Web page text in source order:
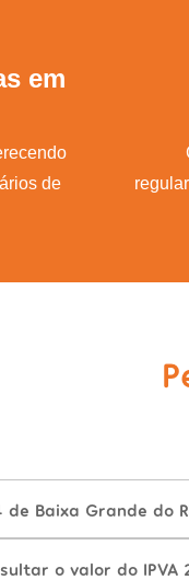
em
de
de Baixa Grande do
o valor do IPVA